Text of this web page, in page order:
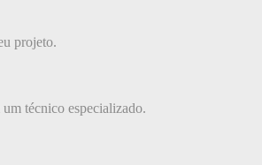
projeto.
técnico especializado.